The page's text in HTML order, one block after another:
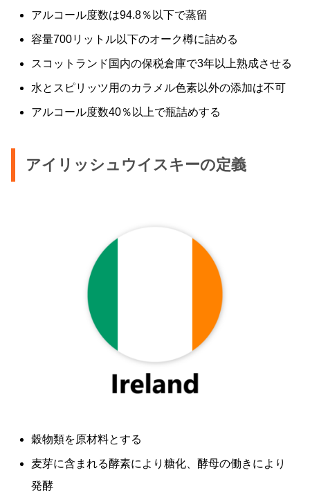
アルコール度数は94.8％以下で蒸留
容量700リットル以下のオーク樽に詰める
スコットランド国内の保税倉庫で3年以上熟成させる
水とスピリッツ用のカラメル色素以外の添加は不可
アルコール度数40％以上で瓶詰めする
アイリッシュウイスキーの定義
穀物類を原材料とする
麦芽に含まれる酵素により糖化、酵母の働きにより
発酵